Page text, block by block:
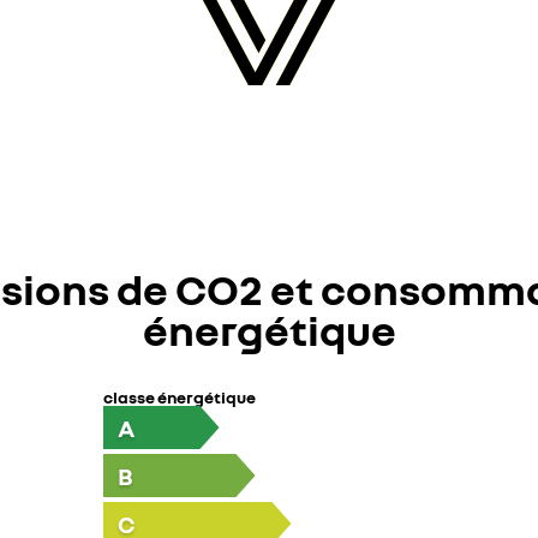
de CO2 et
énergétique
classe énergétique
A
B
C